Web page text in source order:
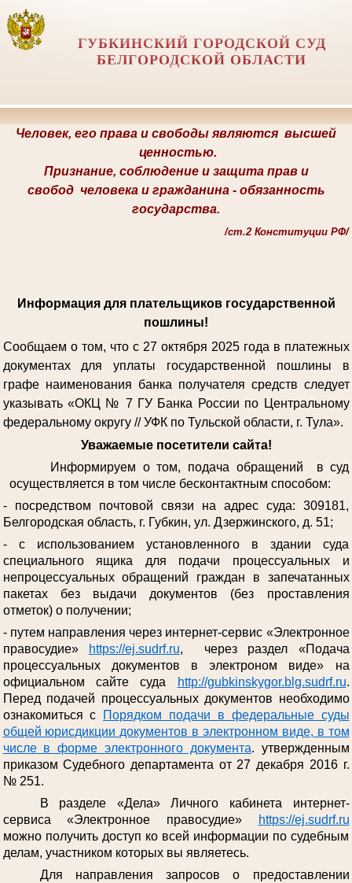
ГУБКИНСКИЙ ГОРОДСКОЙ СУД
БЕЛГОРОДСКОЙ ОБЛАСТИ
Человек, его права и свободы являются высшей
ценностью.
Признание, соблюдение и защита прав и
свобод человека и гражданина - обязанность
государства.
/ст.2 Конституции РФ/
Информация для плательщиков государственной
пошлины!
Сообщаем о том, что с 27 октября 2025 года в платежных
документах для уплаты государственной пошлины в
графе наименования банка получателя средств следует
указывать «ОКЦ № 7 ГУ Банка России по Центральному
федеральному округу // УФК по Тульской области, г. Тула».
Уважаемые посетители сайта!
Информируем о том, подача обращений в суд
осуществляется в том числе бесконтактным способом:
- посредством почтовой связи на адрес суда: 309181,
Белгородская область, г. Губкин, ул. Дзержинского, д. 51;
- с использованием установленного в здании суда
специального ящика для подачи процессуальных и
непроцессуальных обращений граждан в запечатанных
пакетах без выдачи документов (без проставления
отметок) о получении;
- путем направления через интернет-сервис «Электронное
правосудие»
https://ej.sudrf.ru, через раздел «Подача
процессуальных документов в электроном виде» на
официальном сайте суда
http://gubkinskygor.blg.sudrf.ru.
Перед подачей процессуальных документов необходимо
ознакомиться с
Порядком подачи в федеральные суды
общей юрисдикции документов в электронном виде, в том
числе в форме электронного документа. утвержденным
приказом Судебного департамента от 27 декабря 2016 г.
№ 251.
В разделе «Дела» Личного кабинета интернет-
сервиса «Электронное правосудие»
https://ej.sudrf.ru
можно получить доступ ко всей информации по судебным
делам, участником которых вы являетесь.
Для направления запросов о предоставлении